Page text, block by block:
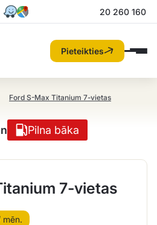
20 260 160
Pieteikties
Ford S-Max Titanium 7-vietas
Pilna bāka
7-vietas